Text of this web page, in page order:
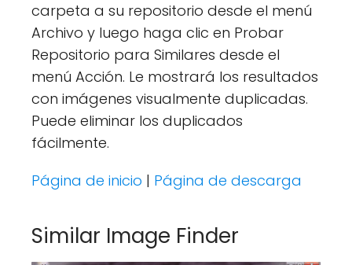
carpeta a su repositorio desde el menú
Archivo y luego haga clic en Probar
Repositorio para Similares desde el
menú Acción. Le mostrará los resultados
con imágenes visualmente duplicadas.
Puede eliminar los duplicados
fácilmente.
Página de inicio | Página de descarga
Similar Image Finder